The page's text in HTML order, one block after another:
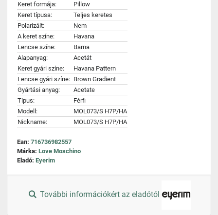
Keret formája:
Pillow
Keret típusa:
Teljes keretes
Polarizált:
Nem
A keret színe:
Havana
Lencse színe:
Barna
Alapanyag:
Acetát
Keret gyári színe:
Havana Pattern
Lencse gyári színe: Brown Gradient
Gyártási anyag:
Acetate
Típus:
Férfi
Modell:
MOL073/S H7P/HA
Nickname:
MOL073/S H7P/HA
Ean: 716736982557
Márka: Love Moschino
Eladó: Eyerim
További információkért az eladótól